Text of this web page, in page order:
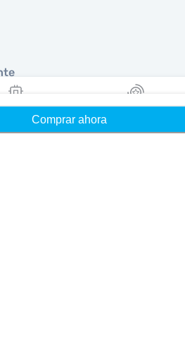
Comprar ahora
eSIMs